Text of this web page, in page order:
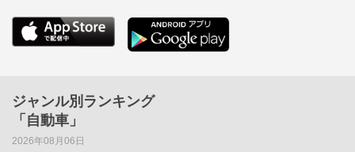
ジャンル別ランキング
「自動車」
2026年08月06日